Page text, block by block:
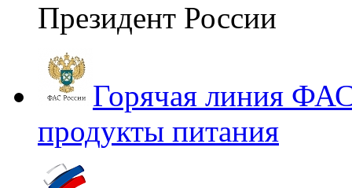
Президент России
Горячая линия
продукты питания